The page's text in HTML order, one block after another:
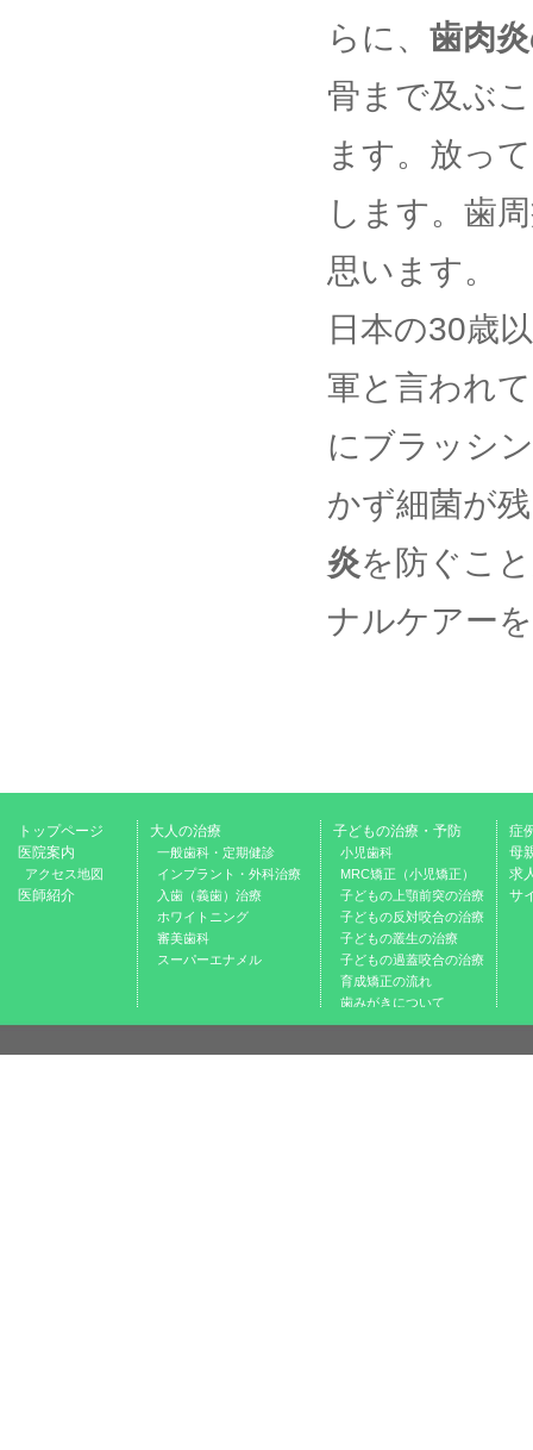
らに、 歯肉炎
骨まで及ぶ
ます。放っ
します。歯
思います。
日本の30歳
軍と言われ
にブラッシ
かず細菌が
炎を防ぐこ
ナルケアー
トップページ
医院案内
アクセス地図
医師紹介
大人の治療
一般歯科・定期健診
インプラント・外科治療
入歯（義歯）治療
ホワイトニング
審美歯科
スーパーエナメル
子どもの治療・予防
小児歯科
MRC矯正（小児矯正）
子どもの上顎前突の治療
子どもの反対咬合の治療
子どもの叢生の治療
子どもの過蓋咬合の治療
育成矯正の流れ
歯みがきについて
症
母
求
サ